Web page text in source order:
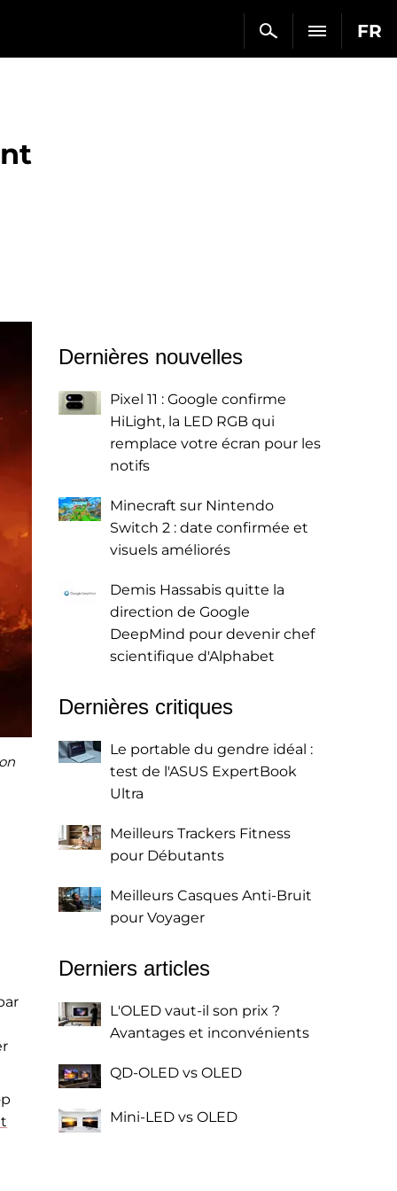
FR
Dernières nouvelles
Pixel 11 : Google confirme
HiLight, la LED RGB qui
remplace votre écran pour les
notifs
Minecraft sur Nintendo
Switch 2 : date confirmée et
visuels améliorés
Demis Hassabis quitte la
direction de Google
DeepMind pour devenir chef
scientifique d'Alphabet
Dernières critiques
Le portable du gendre idéal :
test de l'ASUS ExpertBook
Ultra
Meilleurs Trackers Fitness
pour Débutants
Meilleurs Casques Anti-Bruit
pour Voyager
Derniers articles
L'OLED vaut-il son prix ?
Avantages et inconvénients
QD-OLED vs OLED
Mini-LED vs OLED